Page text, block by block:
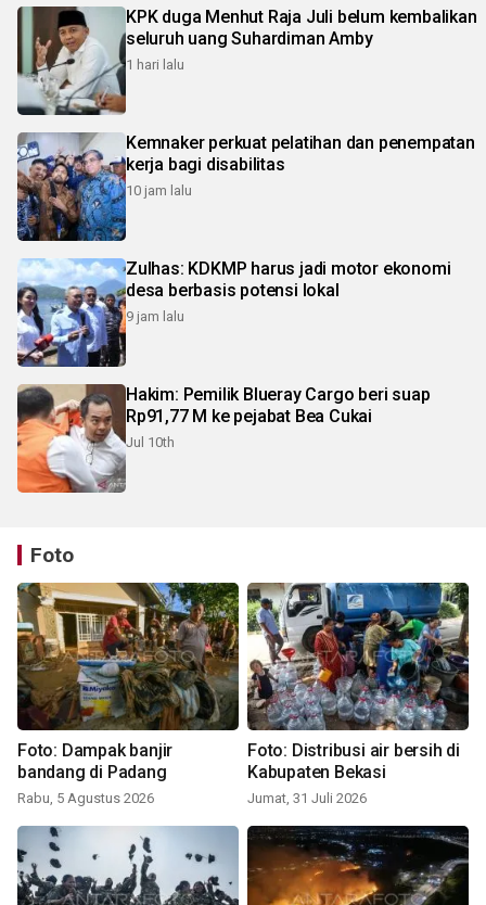
KPK duga Menhut Raja Juli belum kembalikan
seluruh uang Suhardiman Amby
1 hari lalu
Kemnaker perkuat pelatihan dan penempatan
kerja bagi disabilitas
10 jam lalu
Zulhas: KDKMP harus jadi motor ekonomi
desa berbasis potensi lokal
9 jam lalu
Hakim: Pemilik Blueray Cargo beri suap
Rp91,77 M ke pejabat Bea Cukai
Jul 10th
Foto
Foto: Dampak banjir
bandang di Padang
Rabu, 5 Agustus 2026
Foto: Distribusi air bersih di
Kabupaten Bekasi
Jumat, 31 Juli 2026